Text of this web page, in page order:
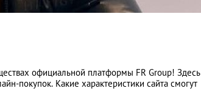
официальной платформы FR Group! Здесь
покупок. Какие характеристики сайта смогут